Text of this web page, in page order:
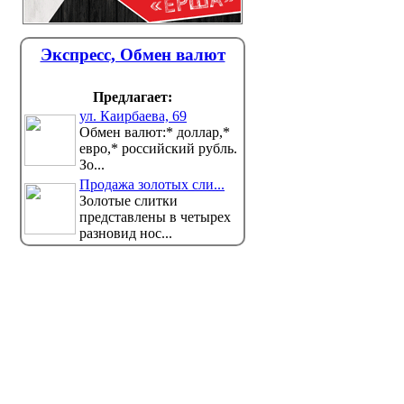
Экспресс, Обмен валют
Предлагает:
ул. Каирбаева, 69
Обмен валют:* доллар,*
евро,* российский рубль.
Зо...
Продажа золотых сли...
Золотые слитки
представлены в четырех
разновид нос...